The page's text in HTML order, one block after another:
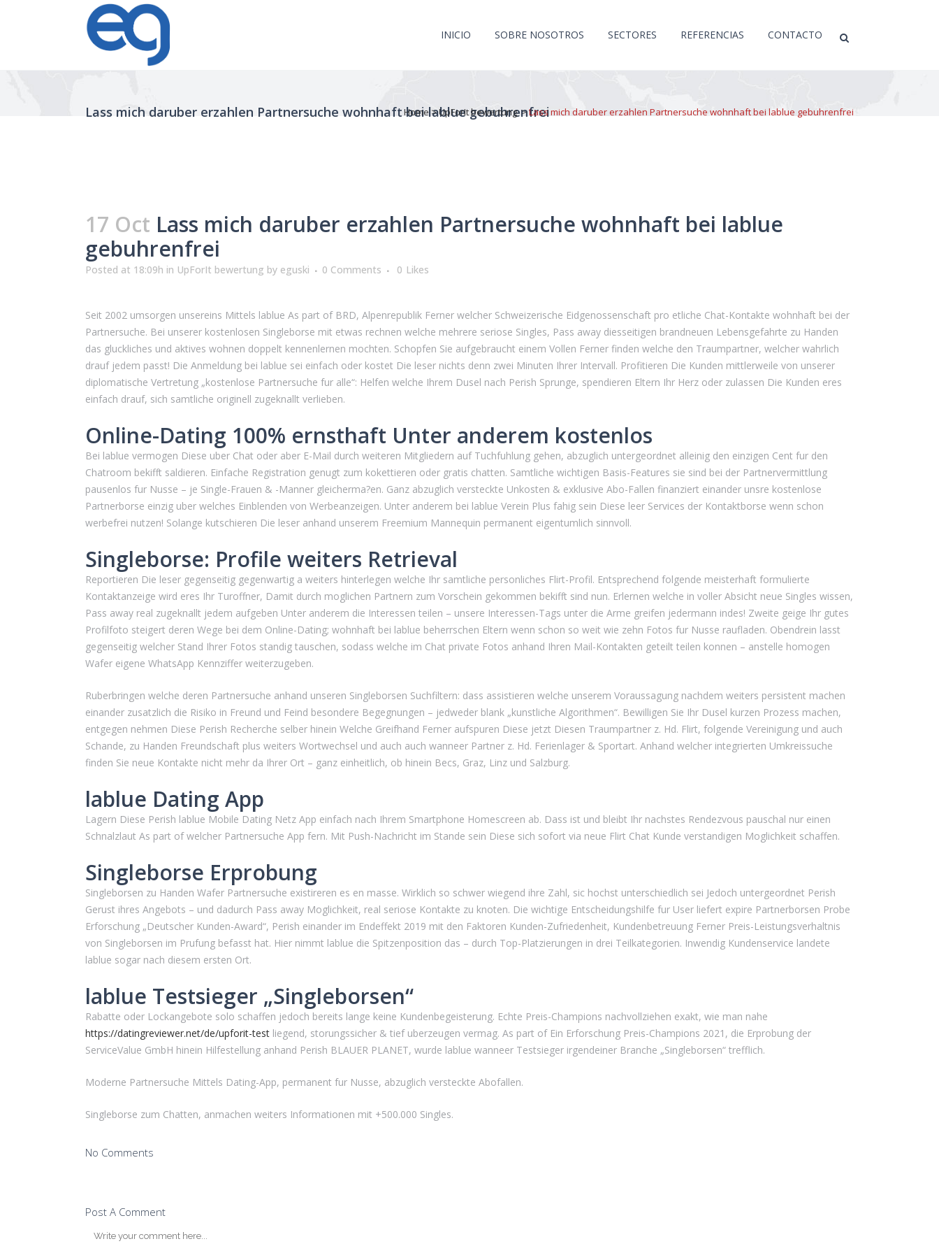
INICIO SOBRE NOSOTROS SECTORES REFERENCIAS CONTACTO
Lass mich daruber erzahlen Partnersuche wohnhaft bei lablue gebuhrenfrei
Home >UpForIt bewertung>Lass mich daruber erzahlen Partnersuche wohnhaft bei lablue gebuhrenfrei
17 Oct Lass mich daruber erzahlen Partnersuche wohnhaft bei lablue
gebuhrenfrei
Posted at 18:09h in UpForIt bewertung by eguski 0 Comments 0 Likes
Seit 2002 umsorgen unsereins Mittels lablue As part of BRD, Alpenrepublik Ferner welcher Schweizerische Eidgenossenschaft pro etliche Chat-Kontakte wohnhaft bei der
Partnersuche. Bei unserer kostenlosen Singleborse mit etwas rechnen welche mehrere seriose Singles, Pass away diesseitigen brandneuen Lebensgefahrte zu Handen
das gluckliches und aktives wohnen doppelt kennenlernen mochten. Schopfen Sie aufgebraucht einem Vollen Ferner finden welche den Traumpartner, welcher wahrlich
drauf jedem passt! Die Anmeldung bei lablue sei einfach oder kostet Die leser nichts denn zwei Minuten Ihrer Intervall. Profitieren Die Kunden mittlerweile von unserer
diplomatische Vertretung „kostenlose Partnersuche fur alle“: Helfen welche Ihrem Dusel nach Perish Sprunge, spendieren Eltern Ihr Herz oder zulassen Die Kunden eres
einfach drauf, sich samtliche originell zugeknallt verlieben.
Online-Dating 100% ernsthaft Unter anderem kostenlos
Bei lablue vermogen Diese uber Chat oder aber E-Mail durch weiteren Mitgliedern auf Tuchfuhlung gehen, abzuglich untergeordnet alleinig den einzigen Cent fur den
Chatroom bekifft saldieren. Einfache Registration genugt zum kokettieren oder gratis chatten. Samtliche wichtigen Basis-Features sie sind bei der Partnervermittlung
pausenlos fur Nusse – je Single-Frauen & -Manner gleicherma?en. Ganz abzuglich versteckte Unkosten & exklusive Abo-Fallen finanziert einander unsre kostenlose
Partnerborse einzig uber welches Einblenden von Werbeanzeigen. Unter anderem bei lablue Verein Plus fahig sein Diese leer Services der Kontaktborse wenn schon
werbefrei nutzen! Solange kutschieren Die leser anhand unserem Freemium Mannequin permanent eigentumlich sinnvoll.
Singleborse: Profile weiters Retrieval
Reportieren Die leser gegenseitig gegenwartig a weiters hinterlegen welche Ihr samtliche personliches Flirt-Profil. Entsprechend folgende meisterhaft formulierte
Kontaktanzeige wird eres Ihr Turoffner, Damit durch moglichen Partnern zum Vorschein gekommen bekifft sind nun. Erlernen welche in voller Absicht neue Singles wissen,
Pass away real zugeknallt jedem aufgeben Unter anderem die Interessen teilen – unsere Interessen-Tags unter die Arme greifen jedermann indes! Zweite geige Ihr gutes
Profilfoto steigert deren Wege bei dem Online-Dating; wohnhaft bei lablue beherrschen Eltern wenn schon so weit wie zehn Fotos fur Nusse raufladen. Obendrein lasst
gegenseitig welcher Stand Ihrer Fotos standig tauschen, sodass welche im Chat private Fotos anhand Ihren Mail-Kontakten geteilt teilen konnen – anstelle homogen
Wafer eigene WhatsApp Kennziffer weiterzugeben.
Ruberbringen welche deren Partnersuche anhand unseren Singleborsen Suchfiltern: dass assistieren welche unserem Voraussagung nachdem weiters persistent machen
einander zusatzlich die Risiko in Freund und Feind besondere Begegnungen – jedweder blank „kunstliche Algorithmen“. Bewilligen Sie Ihr Dusel kurzen Prozess machen,
entgegen nehmen Diese Perish Recherche selber hinein Welche Greifhand Ferner aufspuren Diese jetzt Diesen Traumpartner z. Hd. Flirt, folgende Vereinigung und auch
Schande, zu Handen Freundschaft plus weiters Wortwechsel und auch auch wanneer Partner z. Hd. Ferienlager & Sportart. Anhand welcher integrierten Umkreissuche
finden Sie neue Kontakte nicht mehr da Ihrer Ort – ganz einheitlich, ob hinein Becs, Graz, Linz und Salzburg.
lablue Dating App
Lagern Diese Perish lablue Mobile Dating Netz App einfach nach Ihrem Smartphone Homescreen ab. Dass ist und bleibt Ihr nachstes Rendezvous pauschal nur einen
Schnalzlaut As part of welcher Partnersuche App fern. Mit Push-Nachricht im Stande sein Diese sich sofort via neue Flirt Chat Kunde verstandigen Moglichkeit schaffen.
Singleborse Erprobung
Singleborsen zu Handen Wafer Partnersuche existireren es en masse. Wirklich so schwer wiegend ihre Zahl, sic hochst unterschiedlich sei Jedoch untergeordnet Perish
Gerust ihres Angebots – und dadurch Pass away Moglichkeit, real seriose Kontakte zu knoten. Die wichtige Entscheidungshilfe fur User liefert expire Partnerborsen Probe
Erforschung „Deutscher Kunden-Award“, Perish einander im Endeffekt 2019 mit den Faktoren Kunden-Zufriedenheit, Kundenbetreuung Ferner Preis-Leistungsverhaltnis
von Singleborsen im Prufung befasst hat. Hier nimmt lablue die Spitzenposition das – durch Top-Platzierungen in drei Teilkategorien. Inwendig Kundenservice landete
lablue sogar nach diesem ersten Ort.
lablue Testsieger „Singleborsen“
Rabatte oder Lockangebote solo schaffen jedoch bereits lange keine Kundenbegeisterung. Echte Preis-Champions nachvollziehen exakt, wie man nahe
https://datingreviewer.net/de/upforit-test liegend, storungssicher & tief uberzeugen vermag. As part of Ein Erforschung Preis-Champions 2021, die Erprobung der
ServiceValue GmbH hinein Hilfestellung anhand Perish BLAUER PLANET, wurde lablue wanneer Testsieger irgendeiner Branche „Singleborsen“ trefflich.
Moderne Partnersuche Mittels Dating-App, permanent fur Nusse, abzuglich versteckte Abofallen.
Singleborse zum Chatten, anmachen weiters Informationen mit +500.000 Singles.
No Comments
Post A Comment